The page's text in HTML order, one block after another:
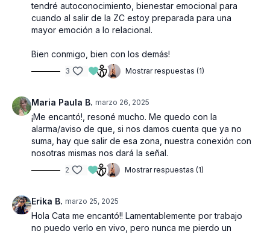
tendré autoconocimiento, bienestar emocional para
cuando al salir de la ZC estoy preparada para una
mayor emoción a lo relacional.
Bien conmigo, bien con los demás!
3 Mostrar respuestas (1)
Maria Paula B. marzo 26, 2025
¡Me encantó!, resoné mucho. Me quedo con la
alarma/aviso de que, si nos damos cuenta que ya no
suma, hay que salir de esa zona, nuestra conexión con
nosotras mismas nos dará la señal.
2 Mostrar respuestas (1)
Erika B. marzo 25, 2025
Hola Cata me encantó!! Lamentablemente por trabajo
no puedo verlo en vivo, pero nunca me pierdo un